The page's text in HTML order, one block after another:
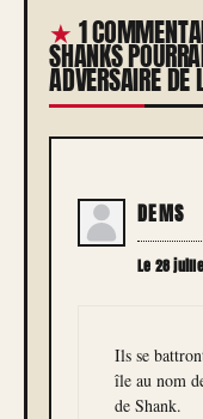
1
SHANKS
ADVERSAIRE
DEMS
Le 28
Ils se
île au nom
de Shank.